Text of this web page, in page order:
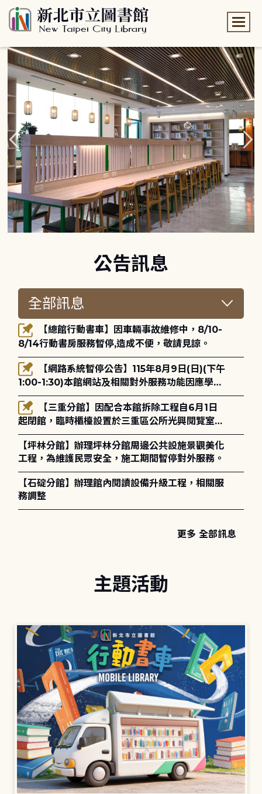
公告訊息
8/14行動書房服務暫停,造成不便，敬請見諒。
1:00-1:30)本館網站及相關對外服務功能因應學術
網路升級更新將暫停服務。
起閉館，臨時櫃檯設置於三重區公所光興閱覽室，
造成不便，敬請見諒。
【坪林分館】辦理坪林分館周邊公共設施景觀美化
工程，為維護民眾安全，施工期間暫停對外服務。
【石碇分館】辦理館內閱讀設備升級工程，相關服
務調整
更多 全部訊息
主題活動